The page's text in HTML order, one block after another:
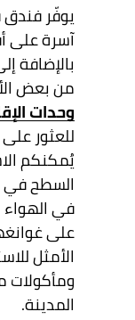
يوفّر فندق
آسرة على
بالإضافة
من بعض
وحدات
للعثور
يُمكنكم
السطح في
في الهواء
على
الأمثل
ومأكولات
المدينة.